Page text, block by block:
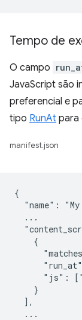
Tempo de
O campo
JavaScript são
preferencial e
tipo RunAt para
manifest.json
{
"name": "My
  ...
    {
"js":
    }
  ],
  ...